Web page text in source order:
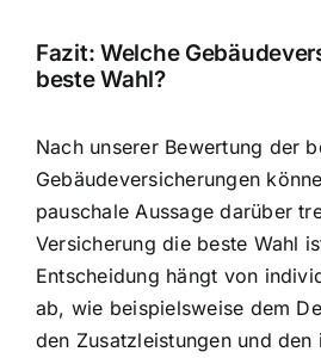
Fazit: Welche
beste Wahl?
Nach unserer Bewertung der
Gebäudeversicherungen
pauschale Aussage darüber
Versicherung die beste Wahl
Entscheidung hängt von
ab, wie beispielsweise dem
den Zusatzleistungen und den